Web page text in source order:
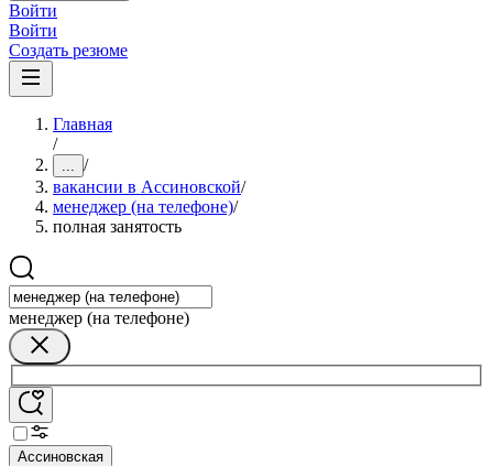
Войти
Войти
Создать резюме
Главная
/
... /
вакансии в Ассиновской/
менеджер (на телефоне)/
полная занятость
менеджер (на телефоне)
Ассиновская